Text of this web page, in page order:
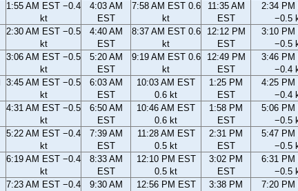
1:55 AM EST −0.4
kt
4:03 AM
EST
7:58 AM EST 0.6
kt
11:35 AM
EST
2:34 PM
−0.5
2:30 AM EST −0.5
kt
4:40 AM
EST
8:37 AM EST 0.6
kt
12:12 PM
EST
3:10 PM
−0.5
3:06 AM EST −0.5
kt
5:20 AM
EST
9:19 AM EST 0.6
kt
12:49 PM
EST
3:46 PM
−0.4
3:45 AM EST −0.5
kt
6:03 AM
EST
10:03 AM EST
0.6 kt
1:25 PM
EST
4:25 PM
−0.4
4:31 AM EST −0.5
kt
6:50 AM
EST
10:46 AM EST
0.6 kt
1:58 PM
EST
5:06 PM
−0.5
5:22 AM EST −0.4
kt
7:39 AM
EST
11:28 AM EST
0.5 kt
2:31 PM
EST
5:47 PM
−0.5
6:19 AM EST −0.4
kt
8:33 AM
EST
12:10 PM EST
0.5 kt
3:02 PM
EST
6:31 PM
−0.5
7:23 AM EST −0.4
9:30 AM
12:56 PM EST
3:38 PM
7:20 PM